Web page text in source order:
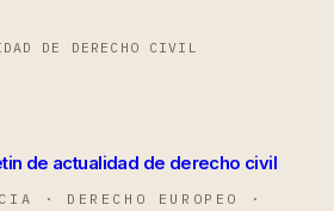
DE DERECHO CIVIL
de actualidad de derecho civil
· DERECHO EUROPEO ·